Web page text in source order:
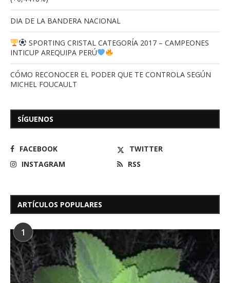
DIA DE LA BANDERA NACIONAL
SPORTING CRISTAL CATEGORÍA 2017 – CAMPEONES
INTICUP AREQUIPA PERÚ
CÓMO RECONOCER EL PODER QUE TE CONTROLA SEGÚN
MICHEL FOUCAULT
SÍGUENOS
FACEBOOK
TWITTER
INSTAGRAM
RSS
ARTÍCULOS POPULARES
1